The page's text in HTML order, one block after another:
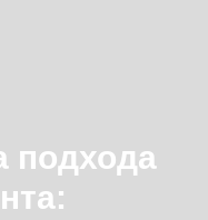
подхода